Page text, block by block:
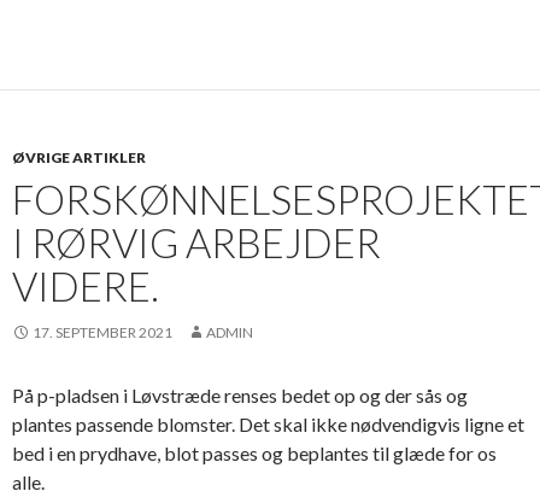
ØVRIGE ARTIKLER
I RØRVIG ARBEJDER
VIDERE.
17. SEPTEMBER 2021 ADMIN
På p-pladsen i Løvstræde renses bedet op og der sås og
plantes passende blomster. Det skal ikke nødvendigvis ligne et
bed i en prydhave, blot passes og beplantes til glæde for os
alle.